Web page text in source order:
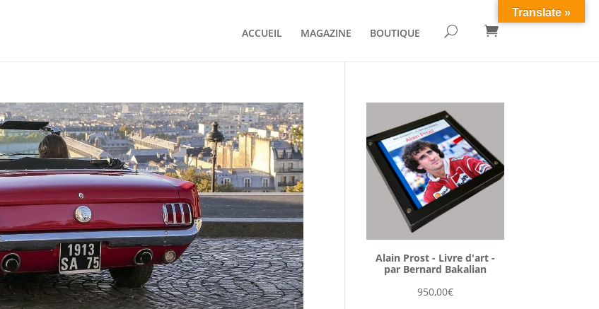
ACCUEIL MAGAZINE BOUTIQUE U 
Alain Prost - Livre d'art -
par Bernard Bakalian
950,00€
Translate »